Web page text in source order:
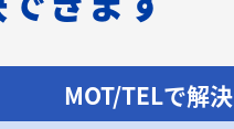
MOT/TELで解決